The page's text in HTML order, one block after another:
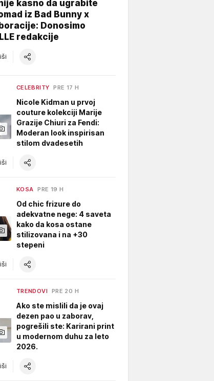
kasno da ugrabite
iz Bad Bunny x
Donosimo
redakcije
CELEBRITY PRE 17 H
Nicole Kidman u prvoj
couture kolekciji Marije
Grazije Chiuri za Fendi:
Moderan look inspirisan
stilom dvadesetih
KOSA PRE 19 H
Od chic frizure do
adekvatne nege: 4 saveta
kako da kosa ostane
stilizovana i na +30
stepeni
TRENDOVI PRE 20 H
Ako ste mislili da je ovaj
dezen pao u zaborav,
pogrešili ste: Karirani print
u modernom duhu za leto
2026.